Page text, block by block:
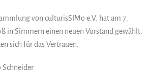
von culturisSIMo e.V. hat am 7.
in Simmern einen neuen Vorstand gewählt.
sich für das Vertrauen.
Schneider